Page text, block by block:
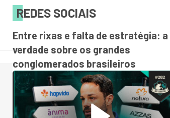
REDES SOCIAIS
Entre rixas e falta de estratégia: a
verdade sobre os grandes
conglomerados brasileiros